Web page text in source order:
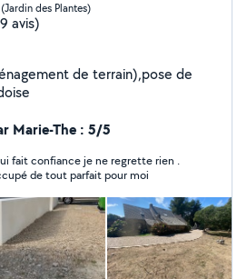
des Plantes)
avis)
de terrain),pose de
Marie-The : 5/5
je ne regrette rien .
très bon travail . il c est occupé de tout parfait pour moi